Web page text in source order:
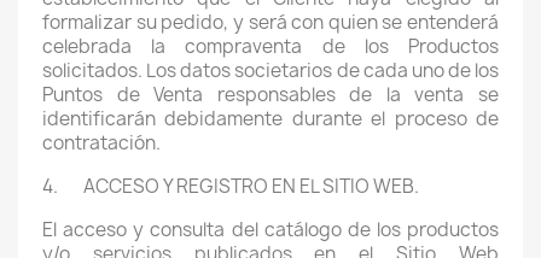
formalizar su pedido, y será con quien se entenderá
celebrada la compraventa de los Productos
solicitados. Los datos societarios de cada uno de los
Puntos de Venta responsables de la venta se
identificarán debidamente durante el proceso de
contratación.
4. ACCESO Y REGISTRO EN EL SITIO WEB.
El acceso y consulta del catálogo de los productos